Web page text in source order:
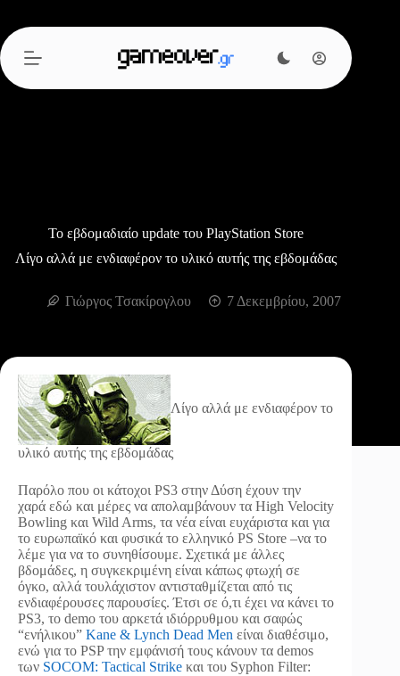
περιεχόμενο
Το εβδομαδιαίο update του PlayStation Store
Λίγο αλλά με ενδιαφέρον το υλικό αυτής της εβδομάδας
Γιώργος Τσακίρογλου 7 Δεκεμβρίου, 2007
Λίγο αλλά με ενδιαφέρον το
υλικό αυτής της εβδομάδας
Παρόλο που οι κάτοχοι PS3 στην Δύση έχουν την
χαρά εδώ και μέρες να απολαμβάνουν τα High Velocity
Bowling και Wild Arms, τα νέα είναι ευχάριστα και για
το ευρωπαϊκό και φυσικά το ελληνικό PS Store –να το
λέμε για να το συνηθίσουμε. Σχετικά με άλλες
βδομάδες, η συγκεκριμένη είναι κάπως φτωχή σε
όγκο, αλλά τουλάχιστον αντισταθμίζεται από τις
ενδιαφέρουσες παρουσίες. Έτσι σε ό,τι έχει να κάνει το
PS3, το demo του αρκετά ιδιόρρυθμου και σαφώς
“ενήλικου” Kane & Lynch Dead Men είναι διαθέσιμο,
ενώ για το PSP την εμφάνισή τους κάνουν τα demos
των SOCOM: Tactical Strike και του Syphon Filter: